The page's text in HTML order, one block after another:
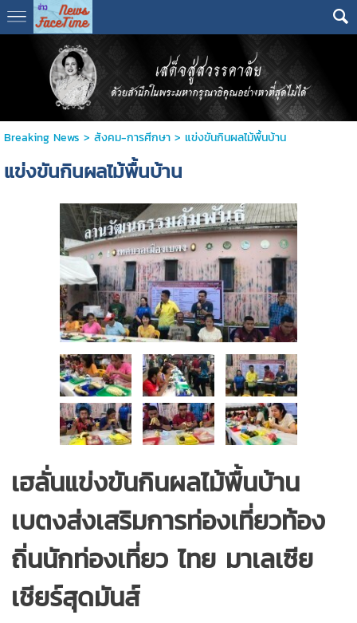
Breaking News > สังคม-การศีกษา> แข่งขันกินผลไม้พื้นบ้าน
แข่งขันกินผลไม้พื้นบ้าน
เฮลั่นแข่งขันกินผลไม้พื้นบ้าน
เบตงส่งเสริมการท่องเที่ยวท้อง
ถิ่นนักท่องเที่ยว ไทย มาเลเซีย
เชียร์สุดมันส์